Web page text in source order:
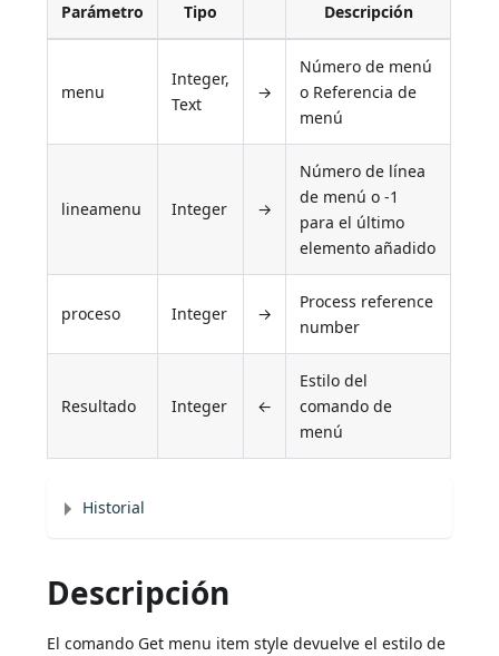
Parámetro Tipo Descripción
menu
Integer,
Text
→
Número de menú
o Referencia de
menú
lineamenu Integer →
Número de línea
de menú o -1
para el último
elemento añadido
proceso Integer →
Process reference
number
Resultado Integer ←
Estilo del
comando de
menú
Historial
Descripción
El comando Get menu item style devuelve el estilo de